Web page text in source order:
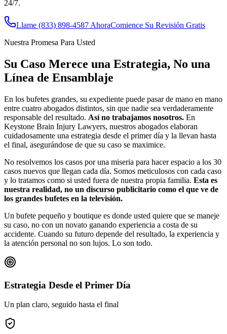
24/7.
Llame (833) 898-4587 AhoraComience Su Revisión Gratis
Nuestra Promesa Para Usted
Su Caso Merece una Estrategia, No una
Línea de Ensamblaje
En los bufetes grandes, su expediente puede pasar de mano en mano
entre cuatro abogados distintos, sin que nadie sea verdaderamente
responsable del resultado. Así no trabajamos nosotros. En
Keystone Brain Injury Lawyers, nuestros abogados elaboran
cuidadosamente una estrategia desde el primer día y la llevan hasta
el final, asegurándose de que su caso se maximice.
No resolvemos los casos por una miseria para hacer espacio a los 30
casos nuevos que llegan cada día. Somos meticulosos con cada caso
y lo tratamos como si usted fuera de nuestra propia familia. Esta es
nuestra realidad, no un discurso publicitario como el que ve de
los grandes bufetes en la televisión.
Un bufete pequeño y boutique es donde usted quiere que se maneje
su caso, no con un novato ganando experiencia a costa de su
accidente. Cuando su futuro depende del resultado, la experiencia y
la atención personal no son lujos. Lo son todo.
Estrategia Desde el Primer Día
Un plan claro, seguido hasta el final